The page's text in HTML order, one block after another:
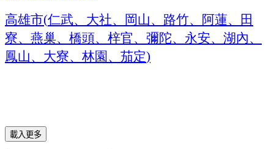
高雄市(仁武、大社、岡山、路竹、阿蓮、田
寮、燕巢、橋頭、梓官、彌陀、永安、湖內、
鳳山、大寮、林園、茄定)
載入更多